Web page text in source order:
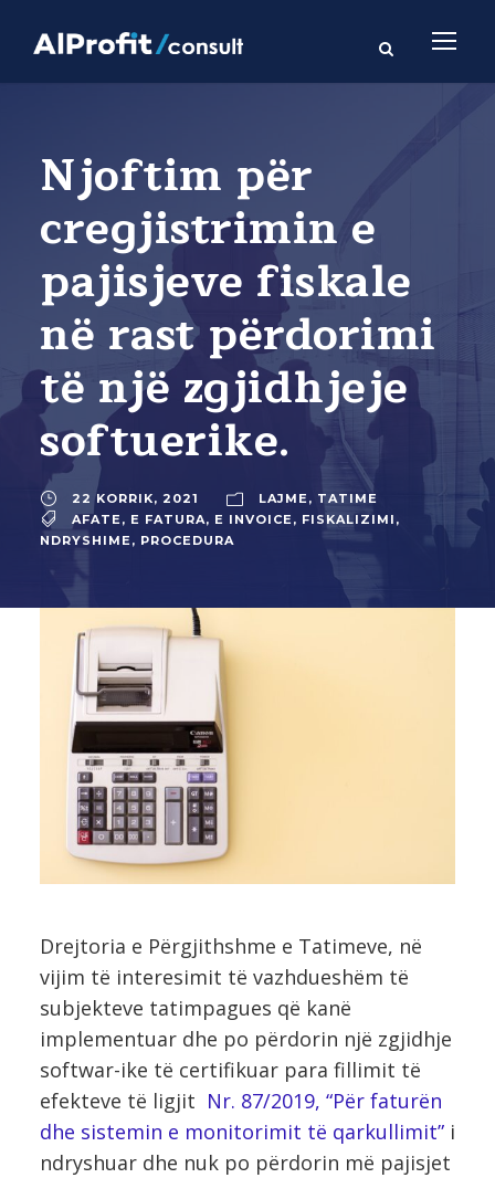
Njoftim për
cregjistrimin e
pajisjeve fiskale
në rast përdorimi
të një zgjidhjeje
softuerike.
22 KORRIK, 2021 LAJME, TATIME
AFATE, E FATURA, E INVOICE, FISKALIZIMI ,
NDRYSHIME, PROCEDURA
Drejtoria e Përgjithshme e Tatimeve, në
vijim të interesimit të vazhdueshëm të
subjekteve tatimpagues që kanë
implementuar dhe po përdorin një zgjidhje
softwar-ike të certifikuar para fillimit të
efekteve të ligjit Nr. 87/2019, “Për faturën
dhe sistemin e monitorimit të qarkullimit” i
ndryshuar dhe nuk po përdorin më pajisjet